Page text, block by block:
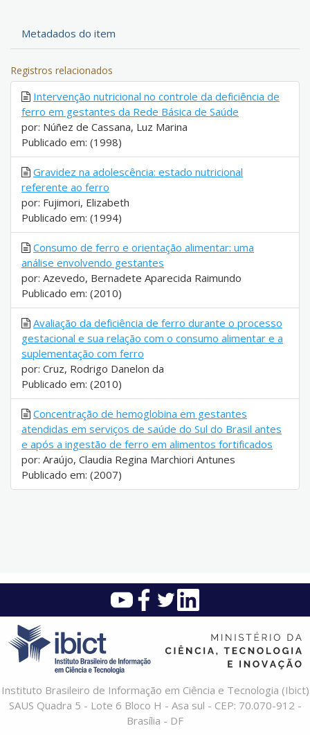
Metadados do item
Registros relacionados
Intervenção nutricional no controle da deficiência de
ferro em gestantes da Rede Básica de Saúde
por: Núñez de Cassana, Luz Marina
Publicado em: (1998)
Gravidez na adolescência: estado nutricional
referente ao ferro
por: Fujimori, Elizabeth
Publicado em: (1994)
Consumo de ferro e orientação alimentar: uma
análise envolvendo gestantes
por: Azevedo, Bernadete Aparecida Raimundo
Publicado em: (2010)
Avaliação da deficiência de ferro durante o processo
gestacional e sua relação com o consumo alimentar e a
suplementação com ferro
por: Cruz, Rodrigo Danelon da
Publicado em: (2010)
Concentração de hemoglobina em gestantes
atendidas em serviços de saúde do Sul do Brasil antes
e após a ingestão de ferro em alimentos fortificados
por: Araújo, Claudia Regina Marchiori Antunes
Publicado em: (2007)
Instituto Brasileiro de Informação em Ciência e Tecnologia (Ibict)
SAUS Quadra 5 - Lote 6 Bloco H - Asa sul - CEP: 70.070-912 -
Brasília - DF